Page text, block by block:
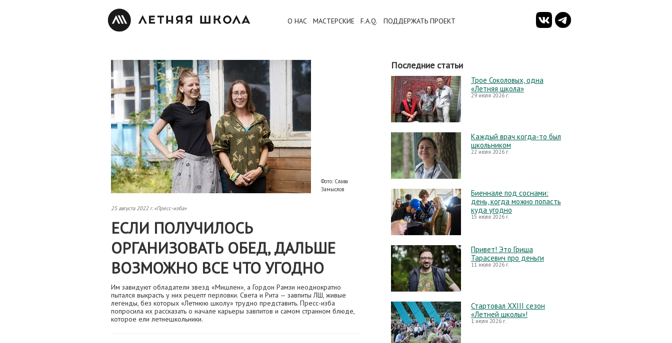
О НАС МАСТЕРСКИЕ F.A.Q. ПОДДЕРЖАТЬ ПРОЕКТ
Фото: Слава
Замыслов
25 августа 2022 г. «Пресс-изба»
ЕСЛИ ПОЛУЧИЛОСЬ
ОРГАНИЗОВАТЬ ОБЕД, ДАЛЬШЕ
ВОЗМОЖНО ВСЕ ЧТО УГОДНО
Им завидуют обладатели звезд «Мишлен», а Гордон Рамзи неоднократно
пытался выкрасть у них рецепт перловки. Света и Рита — завпиты ЛШ, живые
легенды, без которых «Летнюю школу» трудно представить. Пресс-изба
попросила их рассказать о начале карьеры завпитов и самом странном блюде,
которое ели летнешкольники.
Последние статьи
Трое Соколовых, одна
«Летняя школа»
29 июля 2026 г.
Каждый врач когда-то был
школьником
22 июля 2026 г.
Биеннале под соснами:
день, когда можно попасть
куда угодно
15 июля 2026 г.
Привет! Это Гриша
Тарасевич про деньги
11 июля 2026 г.
Стартовал XXIII сезон
«Летней школы»!
1 июля 2026 г.